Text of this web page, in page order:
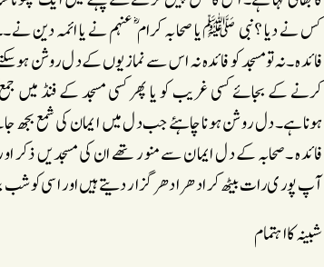
کس نے دیا ؟نبی ﷺ یا صحابہ کرام ؓ عنہم نے یا ائمہ دین
فائدہ ۔نہ تو مسجد کو فائدہ نہ اس سے نمازیوں کے دل روشن
کرنے کے بجائے کسی غریب کو یا پھر کسی مسجد کے فنڈ میں
ہوناہے۔ دل روشن ہونا چاہئے جب دل میں ایمان کی شمع بجھ
فائدہ ۔صحابہ کے دل ایمان سے منور تھے ان کی مسجدیں ذکر
آپ پوری رات بیٹھ کر ادھر ادھر گزار دیتے ہیں اور اسی کو شب
شبینہ کا اہتمام